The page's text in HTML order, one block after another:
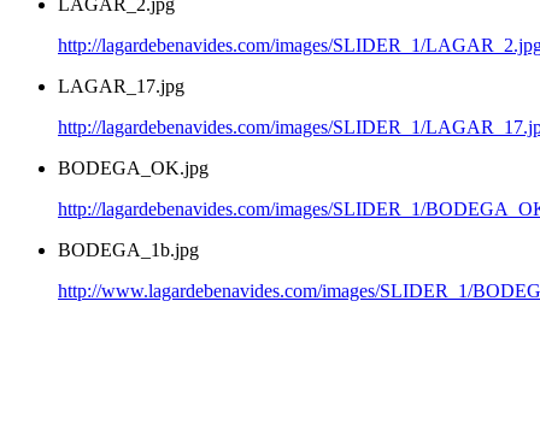
LAGAR_2.jpg
http://lagardebenavides.com/images/SLIDER_1/
LAGAR_17.jpg
http://lagardebenavides.com/images/SLIDER_1/
BODEGA_OK.jpg
http://lagardebenavides.com/images/SLIDER_1/
BODEGA_1b.jpg
http://www.lagardebenavides.com/images/SLIDER_1/